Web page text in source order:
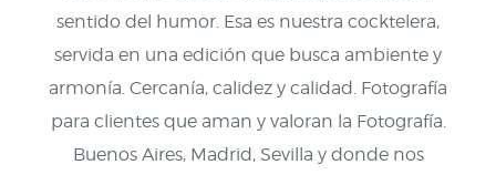
sentido del humor. Esa es nuestra cocktelera,
servida en una edición que busca ambiente y
armonía. Cercanía, calidez y calidad. Fotografía
para clientes que aman y valoran la Fotografía.
Buenos Aires, Madrid, Sevilla y donde nos